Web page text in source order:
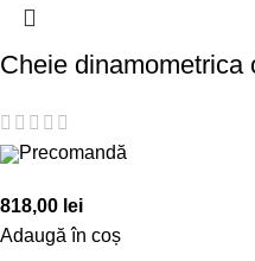
Cheie dinamometrica
Precomandă
818,00 lei
Adaugă în coș